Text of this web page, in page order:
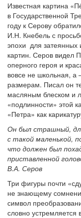
Известная картина
в Государственной
году к Серову
И.Н. Кнебель с
эпохи для затеянных
картин. Серов видел
оперного героя и
вовсе не школьная, а
размерам. Писал он
масляным блеском и
«подлинности» этой
«Петра» как
Он был страшный,
с такой маленькой,
что должен был
приставленной
В.А. Серов
Три фигуры почти
не знающему
символ
словно